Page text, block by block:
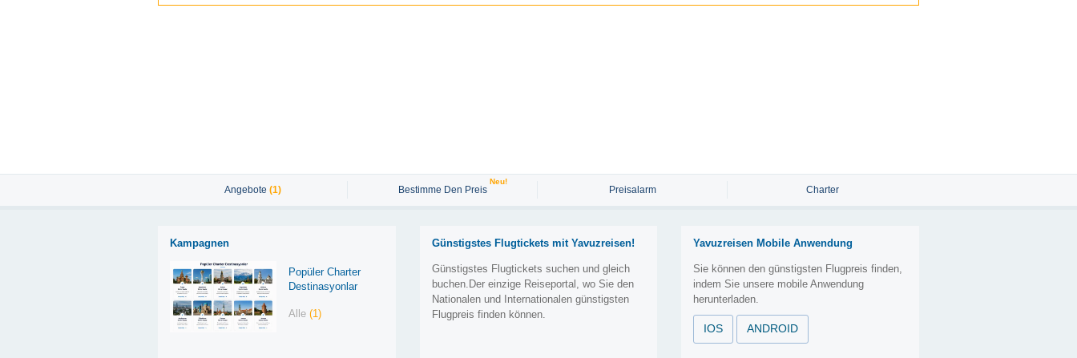
Angebote (1) Bestimme Den Preis
Neu!
Preisalarm Charter
Kampagnen
Popüler Charter
Destinasyonlar
Alle(1)
Günstigstes Flugtickets mit Yavuzreisen!
Günstigstes Flugtickets suchen und gleich
buchen.Der einzige Reiseportal, wo Sie den
Nationalen und Internationalen günstigsten
Flugpreis finden können.
Yavuzreisen Mobile Anwendung
Sie können den günstigsten Flugpreis finden,
indem Sie unsere mobile Anwendung
herunterladen.
IOS ANDROID